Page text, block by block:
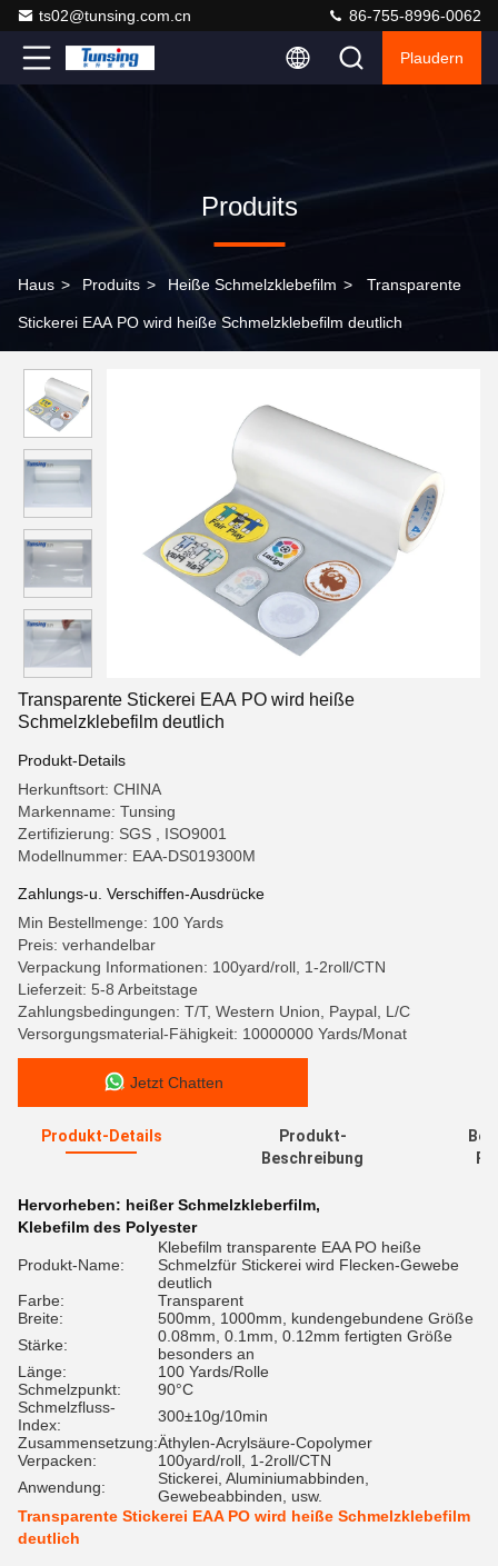
ts02@tunsing.com.cn 86-755-8996-0062
Plaudern
Produits
Haus > Produits > Heiße Schmelzklebefilm > Transparente
Stickerei EAA PO wird heiße Schmelzklebefilm deutlich
Transparente Stickerei EAA PO wird heiße
Schmelzklebefilm deutlich
Produkt-Details
Herkunftsort: CHINA
Markenname: Tunsing
Zertifizierung: SGS , ISO9001
Modellnummer: EAA-DS019300M
Zahlungs-u. Verschiffen-Ausdrücke
Min Bestellmenge: 100 Yards
Preis: verhandelbar
Verpackung Informationen: 100yard/roll, 1-2roll/CTN
Lieferzeit: 5-8 Arbeitstage
Zahlungsbedingungen: T/T, Western Union, Paypal, L/C
Versorgungsmaterial-Fähigkeit: 10000000 Yards/Monat
Jetzt Chatten
Produkt-Details
Produkt-
Beschreibung
Hervorheben: heißer Schmelzkleberfilm,
Klebefilm des Polyester
Produkt-Name:
Klebefilm transparente EAA PO heiße
Schmelzfür Stickerei wird Flecken-Gewebe
deutlich
Farbe:
Transparent
Breite:
500mm, 1000mm, kundengebundene Größe
Stärke:
0.08mm, 0.1mm, 0.12mm fertigten Größe
besonders an
Länge:
100 Yards/Rolle
Schmelzpunkt:
90°C
Schmelzfluss-
Index:
300±10g/10min
Zusammensetzung:Äthylen-Acrylsäure-Copolymer
Verpacken:
100yard/roll, 1-2roll/CTN
Anwendung:
Stickerei, Aluminiumabbinden,
Gewebeabbinden, usw.
Transparente Stickerei EAA PO wird heiße Schmelzklebefilm
deutlich